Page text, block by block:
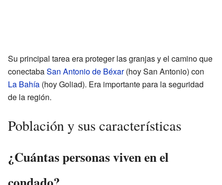
Su principal tarea era proteger las granjas y el camino que
conectabaSan Antonio de Béxar(hoy San Antonio) con
La Bahía (hoy Goliad). Era importante para la seguridad
de la región.
Población y sus características
¿Cuántas personas viven en el